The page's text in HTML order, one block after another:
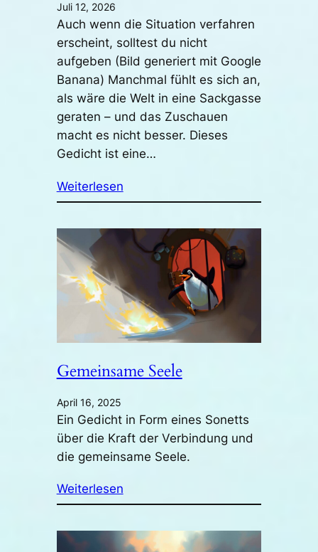
Juli 12, 2026
Auch wenn die Situation verfahren
erscheint, solltest du nicht
aufgeben (Bild generiert mit Google
Banana) Manchmal fühlt es sich an,
als wäre die Welt in eine Sackgasse
geraten – und das Zuschauen
macht es nicht besser. Dieses
Gedicht ist eine…
Weiterlesen
Gemeinsame Seele
April 16, 2025
Ein Gedicht in Form eines Sonetts
über die Kraft der Verbindung und
die gemeinsame Seele.
Weiterlesen